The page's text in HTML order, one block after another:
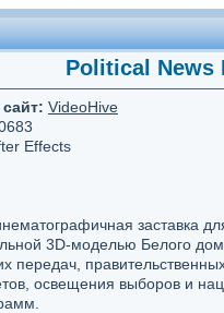
Political News
VideoHive
Effects
заставка
3D-моделью Белого
передач,
освещения выборов и